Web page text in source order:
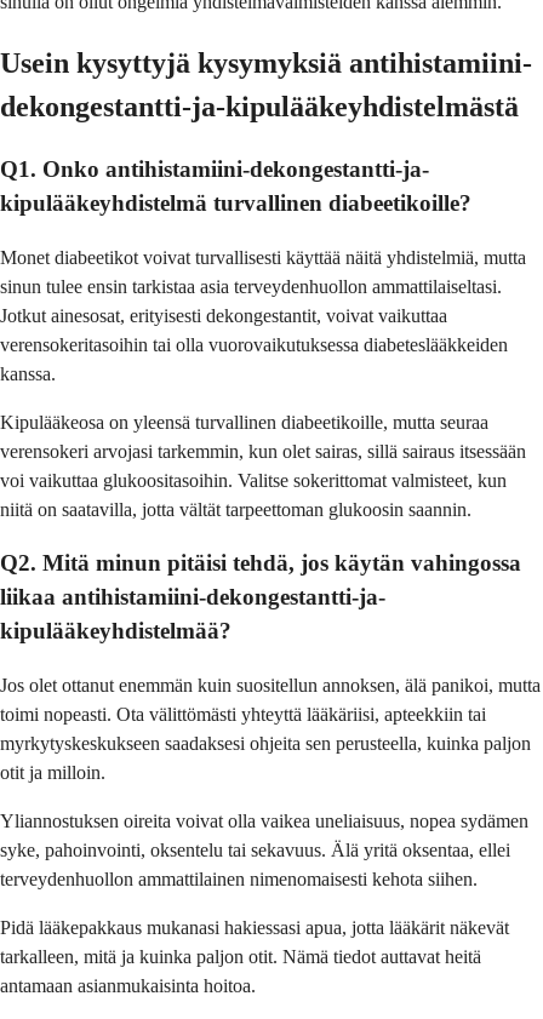
Usein kysyttyjä kysymyksiä antihistamiini-
dekongestantti-ja-kipulääkeyhdistelmästä
Q1. Onko antihistamiini-dekongestantti-ja-
kipulääkeyhdistelmä turvallinen diabeetikoille?
Monet diabeetikot voivat turvallisesti käyttää näitä yhdistelmiä, mutta
sinun tulee ensin tarkistaa asia terveydenhuollon ammattilaiseltasi.
Jotkut ainesosat, erityisesti dekongestantit, voivat vaikuttaa
verensokeritasoihin tai olla vuorovaikutuksessa diabeteslääkkeiden
kanssa.
Kipulääkeosa on yleensä turvallinen diabeetikoille, mutta seuraa
verensokeri arvojasi tarkemmin, kun olet sairas, sillä sairaus itsessään
voi vaikuttaa glukoositasoihin. Valitse sokerittomat valmisteet, kun
niitä on saatavilla, jotta vältät tarpeettoman glukoosin saannin.
Q2. Mitä minun pitäisi tehdä, jos käytän vahingossa
liikaa antihistamiini-dekongestantti-ja-
kipulääkeyhdistelmää?
Jos olet ottanut enemmän kuin suositellun annoksen, älä panikoi, mutta
toimi nopeasti. Ota välittömästi yhteyttä lääkäriisi, apteekkiin tai
myrkytyskeskukseen saadaksesi ohjeita sen perusteella, kuinka paljon
otit ja milloin.
Yliannostuksen oireita voivat olla vaikea uneliaisuus, nopea sydämen
syke, pahoinvointi, oksentelu tai sekavuus. Älä yritä oksentaa, ellei
terveydenhuollon ammattilainen nimenomaisesti kehota siihen.
Pidä lääkepakkaus mukanasi hakiessasi apua, jotta lääkärit näkevät
tarkalleen, mitä ja kuinka paljon otit. Nämä tiedot auttavat heitä
antamaan asianmukaisinta hoitoa.